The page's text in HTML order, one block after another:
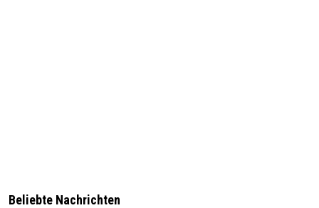
Beliebte Nachrichten